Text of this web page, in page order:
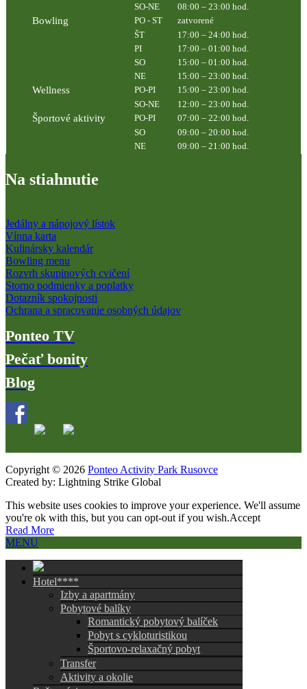
SO-NE
08:00 – 23:00 hod.
Bowling PO - ST
zatvorené
ŠT
17:00 – 24:00 hod.
PI
17:00 – 01:00 hod.
SO
15:00 – 01:00 hod.
NE
15:00 – 23:00 hod.
Wellness PO-PI
15:00 – 23:00 hod.
SO-NE
12:00 – 23:00 hod.
Športové aktivity PO-PI
07:00 – 22:00 hod.
SO
09:00 – 20:00 hod.
NE
09:00 – 21:00 hod.
Na stiahnutie
Jedálny a nápojový lístok
Vínna karta
Kulinársky kalendár
Bowling menu
Rozvrh skupinových cvičení
Storno podmienky a poplatky
Dotazník spokojnosti
Ochrana a spracovanie osobných údajov
Ponteo TV
Pečať bonity
Blog
Copyright © 2026 Ponteo Activity Park Rusovce
Created by: Lightning Strike Global
This website uses cookies to improve your experience. We'll assume
you're ok with this, but you can opt-out if you wish.Accept
Read More
MENU
Hotel****
Izby a apartmány
Pobytové balíky
Romantický pobytový balíček
Pobyt s cykloturistikou
Športovo-relaxačný pobyt
Transfer
Aktivity a okolie